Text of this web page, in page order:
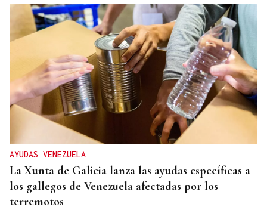
AYUDAS VENEZUELA
La Xunta de Galicia lanza las ayudas específicas a
los gallegos de Venezuela afectadas por los
terremotos